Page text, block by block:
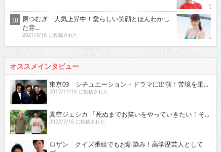
原つむぎ 人気上昇中！愛らしい笑顔とほんわかし
た雰...
2021/3/16 に投稿された
オススメインタビュー
東京03 シチュエーション・ドラマに出演！苦境を乗...
2017/11/16 に投稿された
真空ジェシカ 『死ぬまでお笑いをやっていきたい！そ...
2022/7/16 に投稿された
ロザン クイズ番組でもお馴染み！高学歴芸人として